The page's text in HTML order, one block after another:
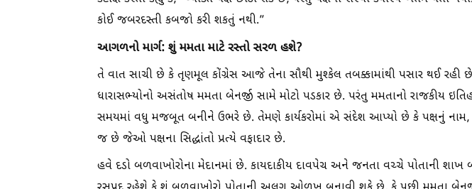
કોઈ જબરદસ્તી કબજો કરી શકતું નથી.”
આગળનો માર્ગ: શું મમતા માટે રસ્તો સરળ હશે?
તે વાત સાચી છે કે તૃણમૂલ કોંગ્રેસ આજે તેના સૌથી મુશ્કેલ તબક્કામાંથી પસાર થઈ
ધારાસભ્યોનો અસંતોષ મમતા બેનર્જી સામે મોટો પડકાર છે. પરંતુ મમતાનો રાજકીય
સમયમાં વધુ મજબૂત બનીને ઉભરે છે. તેમણે કાર્યકરોમાં એ સંદેશ આપ્યો છે કે પક્ષનું નામ,
જ છે જેઓ પક્ષના સિદ્ધાંતો પ્રત્યે વફાદાર છે.
હવે દડો બળવાખોરોના મેદાનમાં છે. કાયદાકીય દાવપેચ અને જનતા વચ્ચે પોતાની